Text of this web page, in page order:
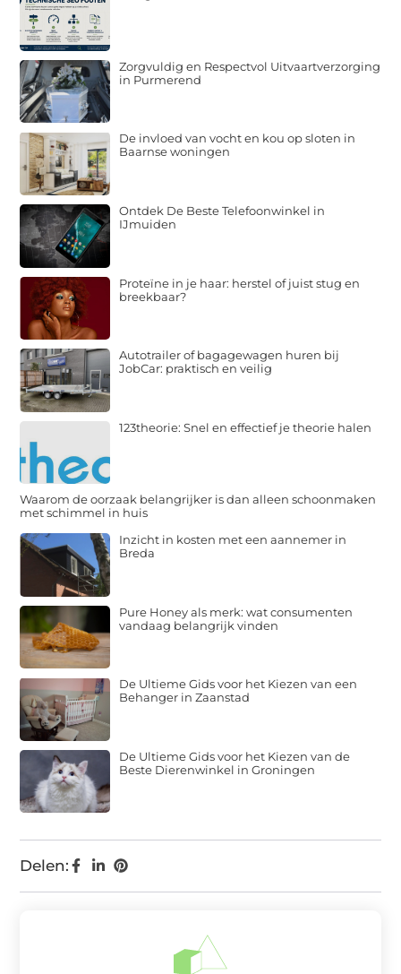
Delen:
Zorgvuldig en Respectvol Uitvaartverzorging
in Purmerend
De invloed van vocht en kou op sloten in
Baarnse woningen
Ontdek De Beste Telefoonwinkel in
IJmuiden
Proteïne in je haar: herstel of juist stug en
breekbaar?
Autotrailer of bagagewagen huren bij
JobCar: praktisch en veilig
123theorie: Snel en effectief je theorie halen
Waarom de oorzaak belangrijker is dan alleen schoonmaken
met schimmel in huis
Inzicht in kosten met een aannemer in
Breda
Pure Honey als merk: wat consumenten
vandaag belangrijk vinden
De Ultieme Gids voor het Kiezen van een
Behanger in Zaanstad
De Ultieme Gids voor het Kiezen van de
Beste Dierenwinkel in Groningen